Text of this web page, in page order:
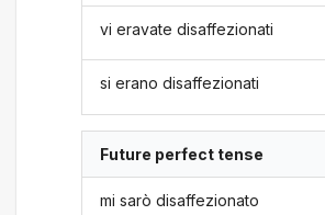
vi eravate disaffezionati
si erano disaffezionati
Future perfect tense
mi sarò disaffezionato